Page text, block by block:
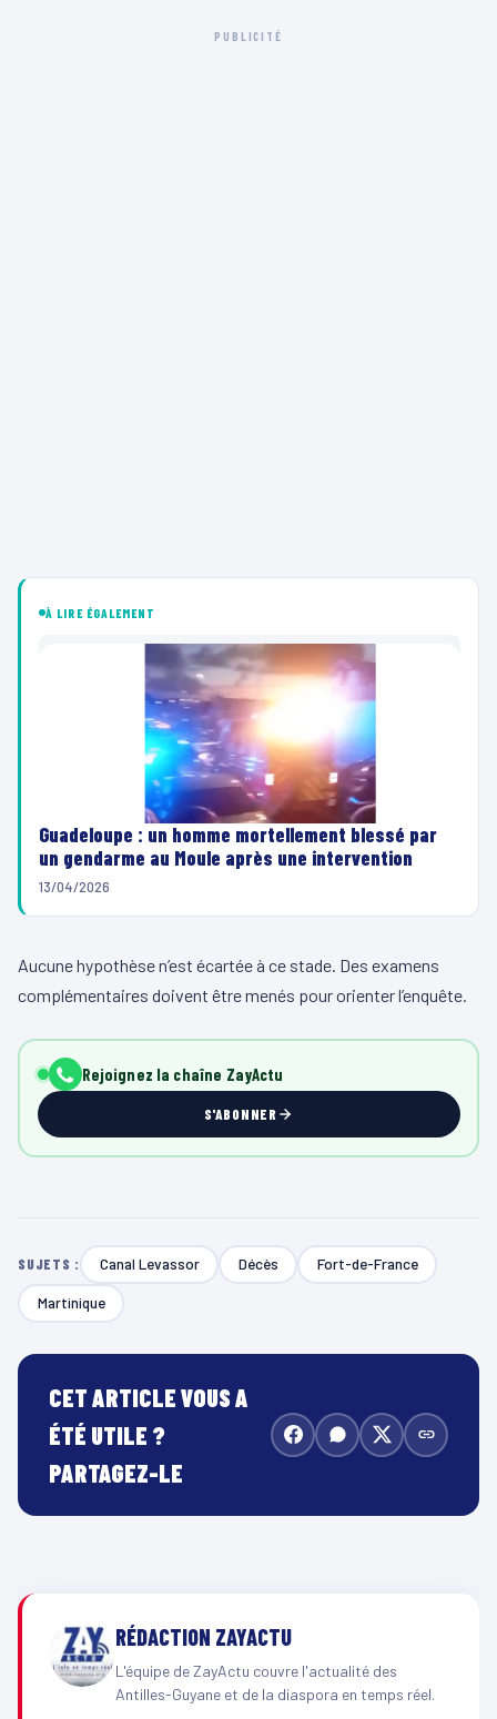
PUBLICITÉ
À LIRE ÉGALEMENT
Guadeloupe : un homme mortellement blessé par
un gendarme au Moule après une intervention
13/04/2026
Aucune hypothèse n’est écartée à ce stade. Des examens
complémentaires doivent être menés pour orienter l’enquête.
Rejoignez la chaîne ZayActu
S'ABONNER
SUJETS : Canal Levassor Décès Fort-de-France
Martinique
CET ARTICLE VOUS A
ÉTÉ UTILE ?
PARTAGEZ-LE
RÉDACTION ZAYACTU
L'équipe de ZayActu couvre l'actualité des
Antilles-Guyane et de la diaspora en temps réel.